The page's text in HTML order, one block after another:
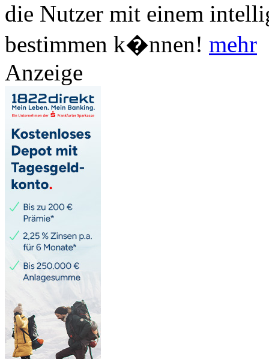
die Nutzer mit einem
bestimmen k�nnen! mehr
Anzeige